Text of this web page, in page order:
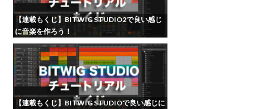
【連載もくじ】BITWIG STUDIO2で良い感じ
に音楽を作ろう！
【連載もくじ】BITWIG STUDIOで良い感じに